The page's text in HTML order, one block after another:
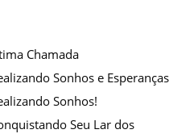
Chamada
Sonhos e Esperanças
Sonhos!
Seu Lar dos